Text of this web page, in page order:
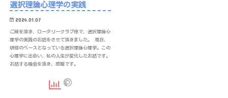
選択理論心理学の実践
2024.01.07
ご縁を頂き、ロータリークラブ様で、選択理論心
理学の実践のお話をさせて頂きました。 現在、
研修のベースとなっている選択理論心理学。この
心理学に出合い、私の人生が変化したお話です。
お話する機会を頂き、感謝です。